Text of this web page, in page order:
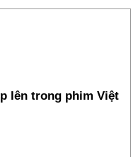
lên trong phim Việt